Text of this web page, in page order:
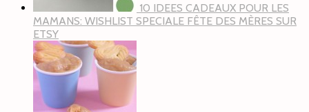
10 IDEES CADEAUX POUR LES
MAMANS: WISHLIST SPECIALE FÊTE DES MÈRES SUR
ETSY